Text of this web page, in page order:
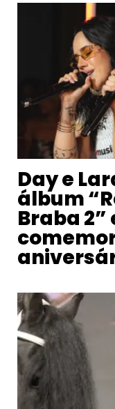
Day e
álbum
Braba 2”